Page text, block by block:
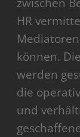
zwischen
HR
können.
werden
die
und